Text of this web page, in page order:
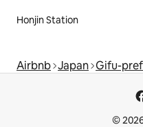
Honjin Station
Airbnb Japan Gifu-
©